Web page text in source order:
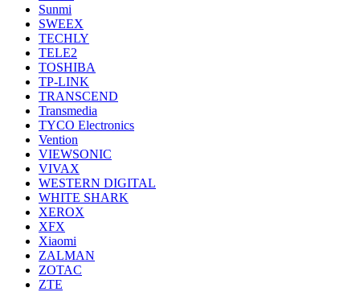
Sunmi
SWEEX
TECHLY
TELE2
TOSHIBA
TP-LINK
TRANSCEND
Transmedia
TYCO Electronics
Vention
VIEWSONIC
VIVAX
WESTERN DIGITAL
WHITE SHARK
XEROX
XFX
Xiaomi
ZALMAN
ZOTAC
ZTE